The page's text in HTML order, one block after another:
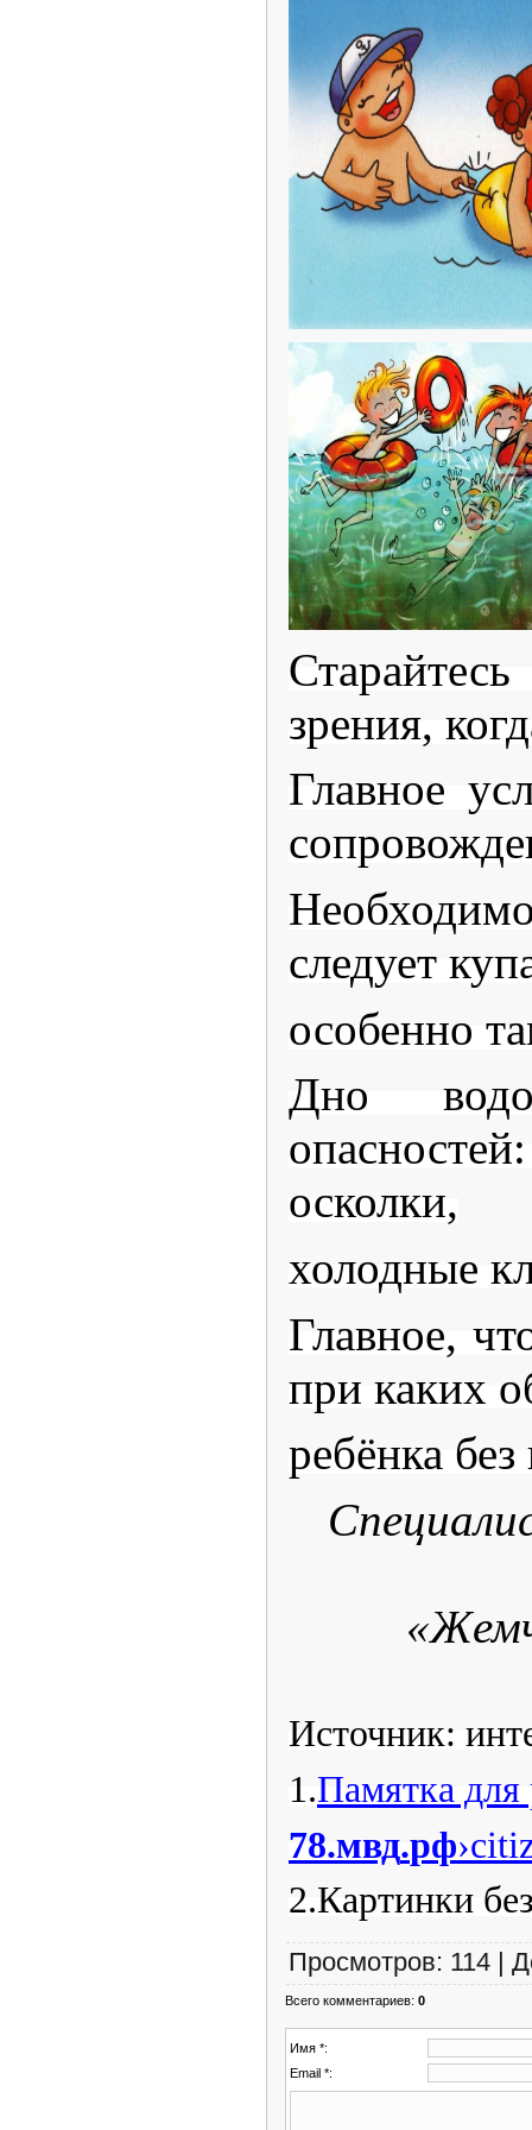
зрения,
Главное
следует
особенно
Дно
осколки,
холодные
Главное,
при каких
ребёнка
Источник:
1.Памятка
78.мвд.рф›
2.Картинки
Просмотров: 114 |
Всего комментариев: 0
Имя *:
Email *: